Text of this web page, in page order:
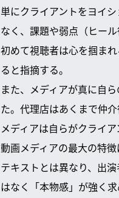
単にクライアントをヨイ
なく、課題や弱点（ヒー
初めて視聴者は心を掴ま
ると指摘する。
また、メディアが真に自
た。代理店はあくまで仲
メディアは自らがクライ
動画メディアの最大の特
テキストとは異なり、出
はなく「本物感」が強く